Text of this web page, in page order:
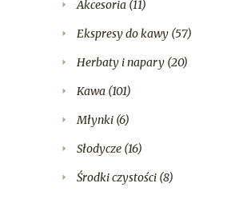
Akcesoria (11)
Ekspresy do kawy (57)
Herbaty i napary (20)
Kawa (101)
Młynki (6)
Słodycze (16)
Środki czystości (8)